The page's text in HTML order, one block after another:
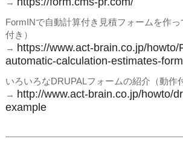
→
FormINで自動計算付き見積フォームを作
付き）
→ https://www.act-brain.co.jp/howto/
automatic-calculation-estimates-form
いろいろなDRUPALフォームの紹介（動作
→ http://www.act-brain.co.jp/howto/
example